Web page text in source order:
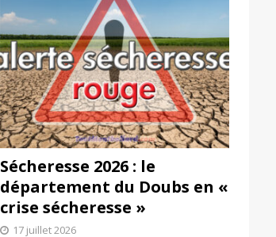
Sécheresse 2026 : le
département du Doubs en «
crise sécheresse »
17 juillet 2026